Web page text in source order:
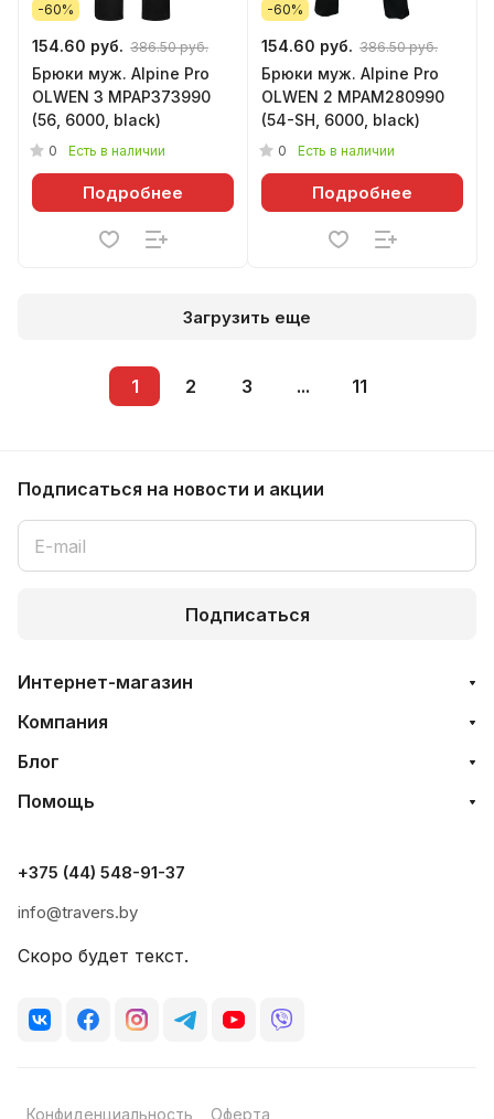
-60%
154.60 руб. 386.50 руб.
Брюки муж. Alpine Pro
OLWEN 3 MPAP373990
(56, 6000, black)
0 Есть в наличии
Подробнее
-60%
154.60 руб. 386.50 руб.
Брюки муж. Alpine Pro
OLWEN 2 MPAM280990
(54-SH, 6000, black)
0 Есть в наличии
Подробнее
Загрузить еще
1 2 3 ... 11
Подписаться на новости и акции
Подписаться
Интернет-магазин
Компания
Блог
Помощь
+375 (44) 548-91-37
info@travers.by
Скоро будет текст.
Конфиденциальность Оферта